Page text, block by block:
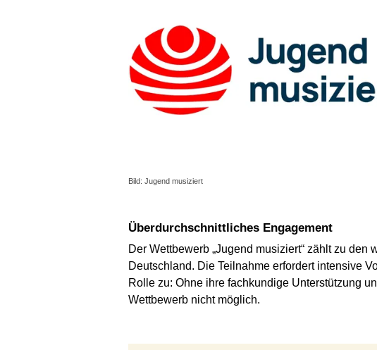
Bild: Jugend musiziert
Überdurchschnittliches Engagement
Der Wettbewerb „Jugend musiziert“ zählt zu
Deutschland. Die Teilnahme erfordert intensive
Rolle zu: Ohne ihre fachkundige Unterstützung
Wettbewerb nicht möglich.